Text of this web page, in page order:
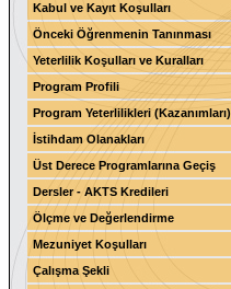
Kabul ve Kayıt Koşulları
Önceki Öğrenmenin Tanınması
Yeterlilik Koşulları ve Kuralları
Program Profili
Program Yeterlilikleri (Kazanımları)
İstihdam Olanakları
Üst Derece Programlarına Geçiş
Dersler - AKTS Kredileri
Ölçme ve Değerlendirme
Mezuniyet Koşulları
Çalışma Şekli